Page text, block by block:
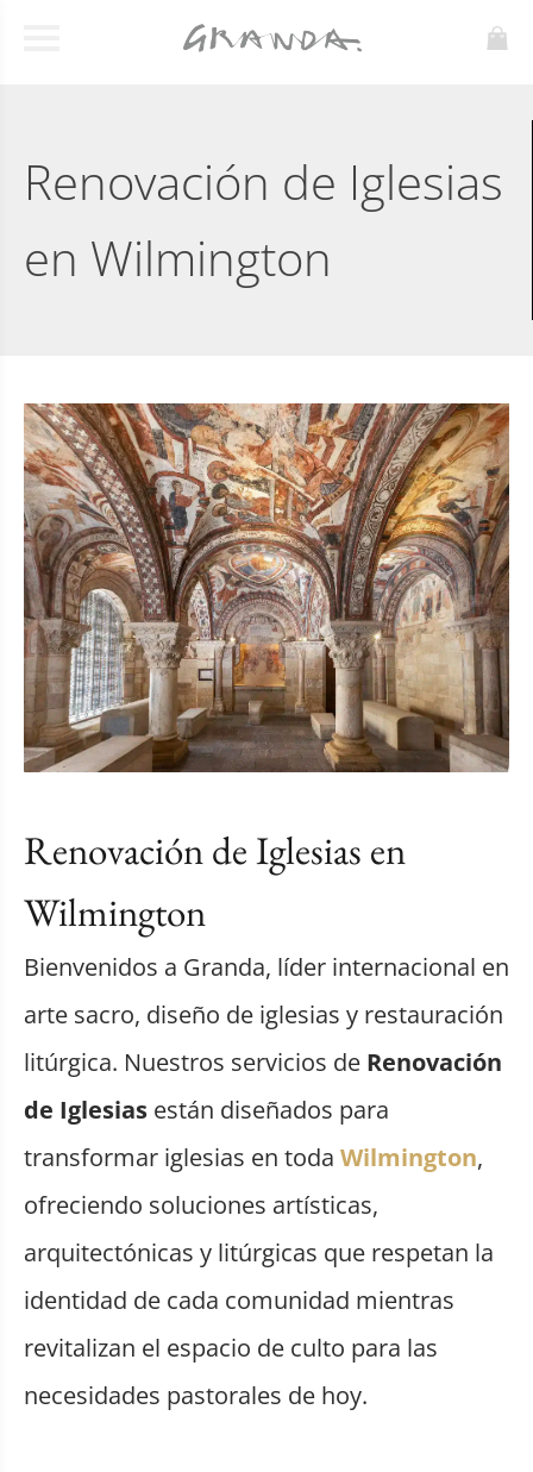
Renovación de Iglesias
en Wilmington
Renovación de Iglesias en
Wilmington
Bienvenidos a Granda, líder internacional en
arte sacro, diseño de iglesias y restauración
litúrgica. Nuestros servicios de Renovación
de Iglesias están diseñados para
transformar iglesias en toda Wilmington,
ofreciendo soluciones artísticas,
arquitectónicas y litúrgicas que respetan la
identidad de cada comunidad mientras
revitalizan el espacio de culto para las
necesidades pastorales de hoy.